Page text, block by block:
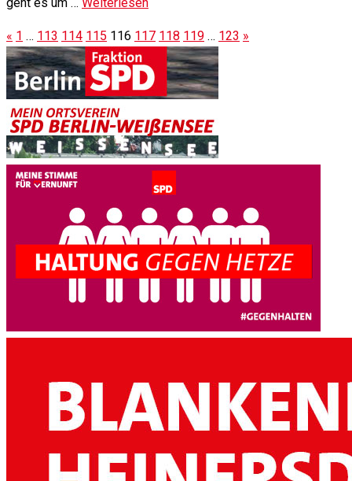
« 1 … 113 114 115 116 117 118 119 … 123 »